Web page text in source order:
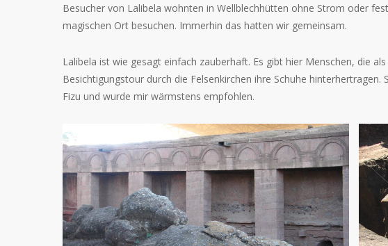
Besucher von Lalibela wohnten in Wellblechhütten ohne Strom oder
magischen Ort besuchen. Immerhin das hatten wir gemeinsam.
Lalibela ist wie gesagt einfach zauberhaft. Es gibt hier Menschen, die
Besichtigungstour durch die Felsenkirchen ihre Schuhe
Fizu und wurde mir wärmstens empfohlen.